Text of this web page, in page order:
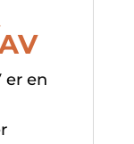
er en